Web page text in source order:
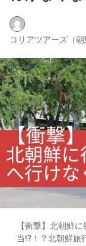
コリアツアーズ（朝
【衝撃】北朝鮮
当!?！？北朝鮮旅